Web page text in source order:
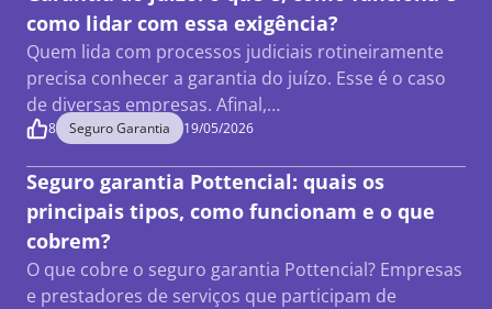
como lidar com essa exigência?
Quem lida com processos judiciais rotineiramente
precisa conhecer a garantia do juízo. Esse é o caso
de diversas empresas. Afinal,…
8 Seguro Garantia 19/05/2026
Seguro garantia Pottencial: quais os
principais tipos, como funcionam e o que
cobrem?
O que cobre o seguro garantia Pottencial? Empresas
e prestadores de serviços que participam de